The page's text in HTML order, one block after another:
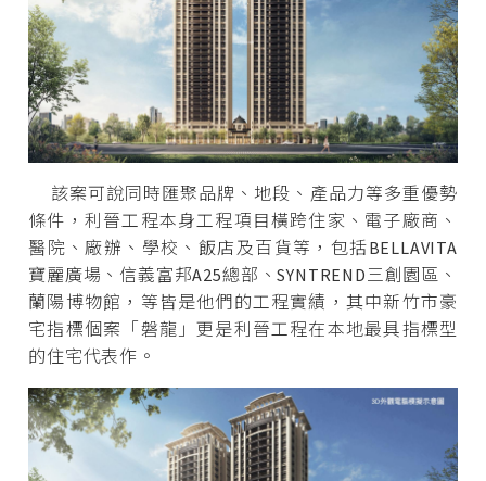
該案可說同時匯聚品牌、地段、產品力等多重優勢
條件，利晉工程本身工程項目橫跨住家、電子廠商、
醫院、廠辦、學校、飯店及百貨等，包括BELLAVITA
寶麗廣場、信義富邦A25總部、SYNTREND三創園區、
蘭陽博物館，等皆是他們的工程實績，其中新竹市豪
宅指標個案「磐龍」更是利晉工程在本地最具指標型
的住宅代表作。